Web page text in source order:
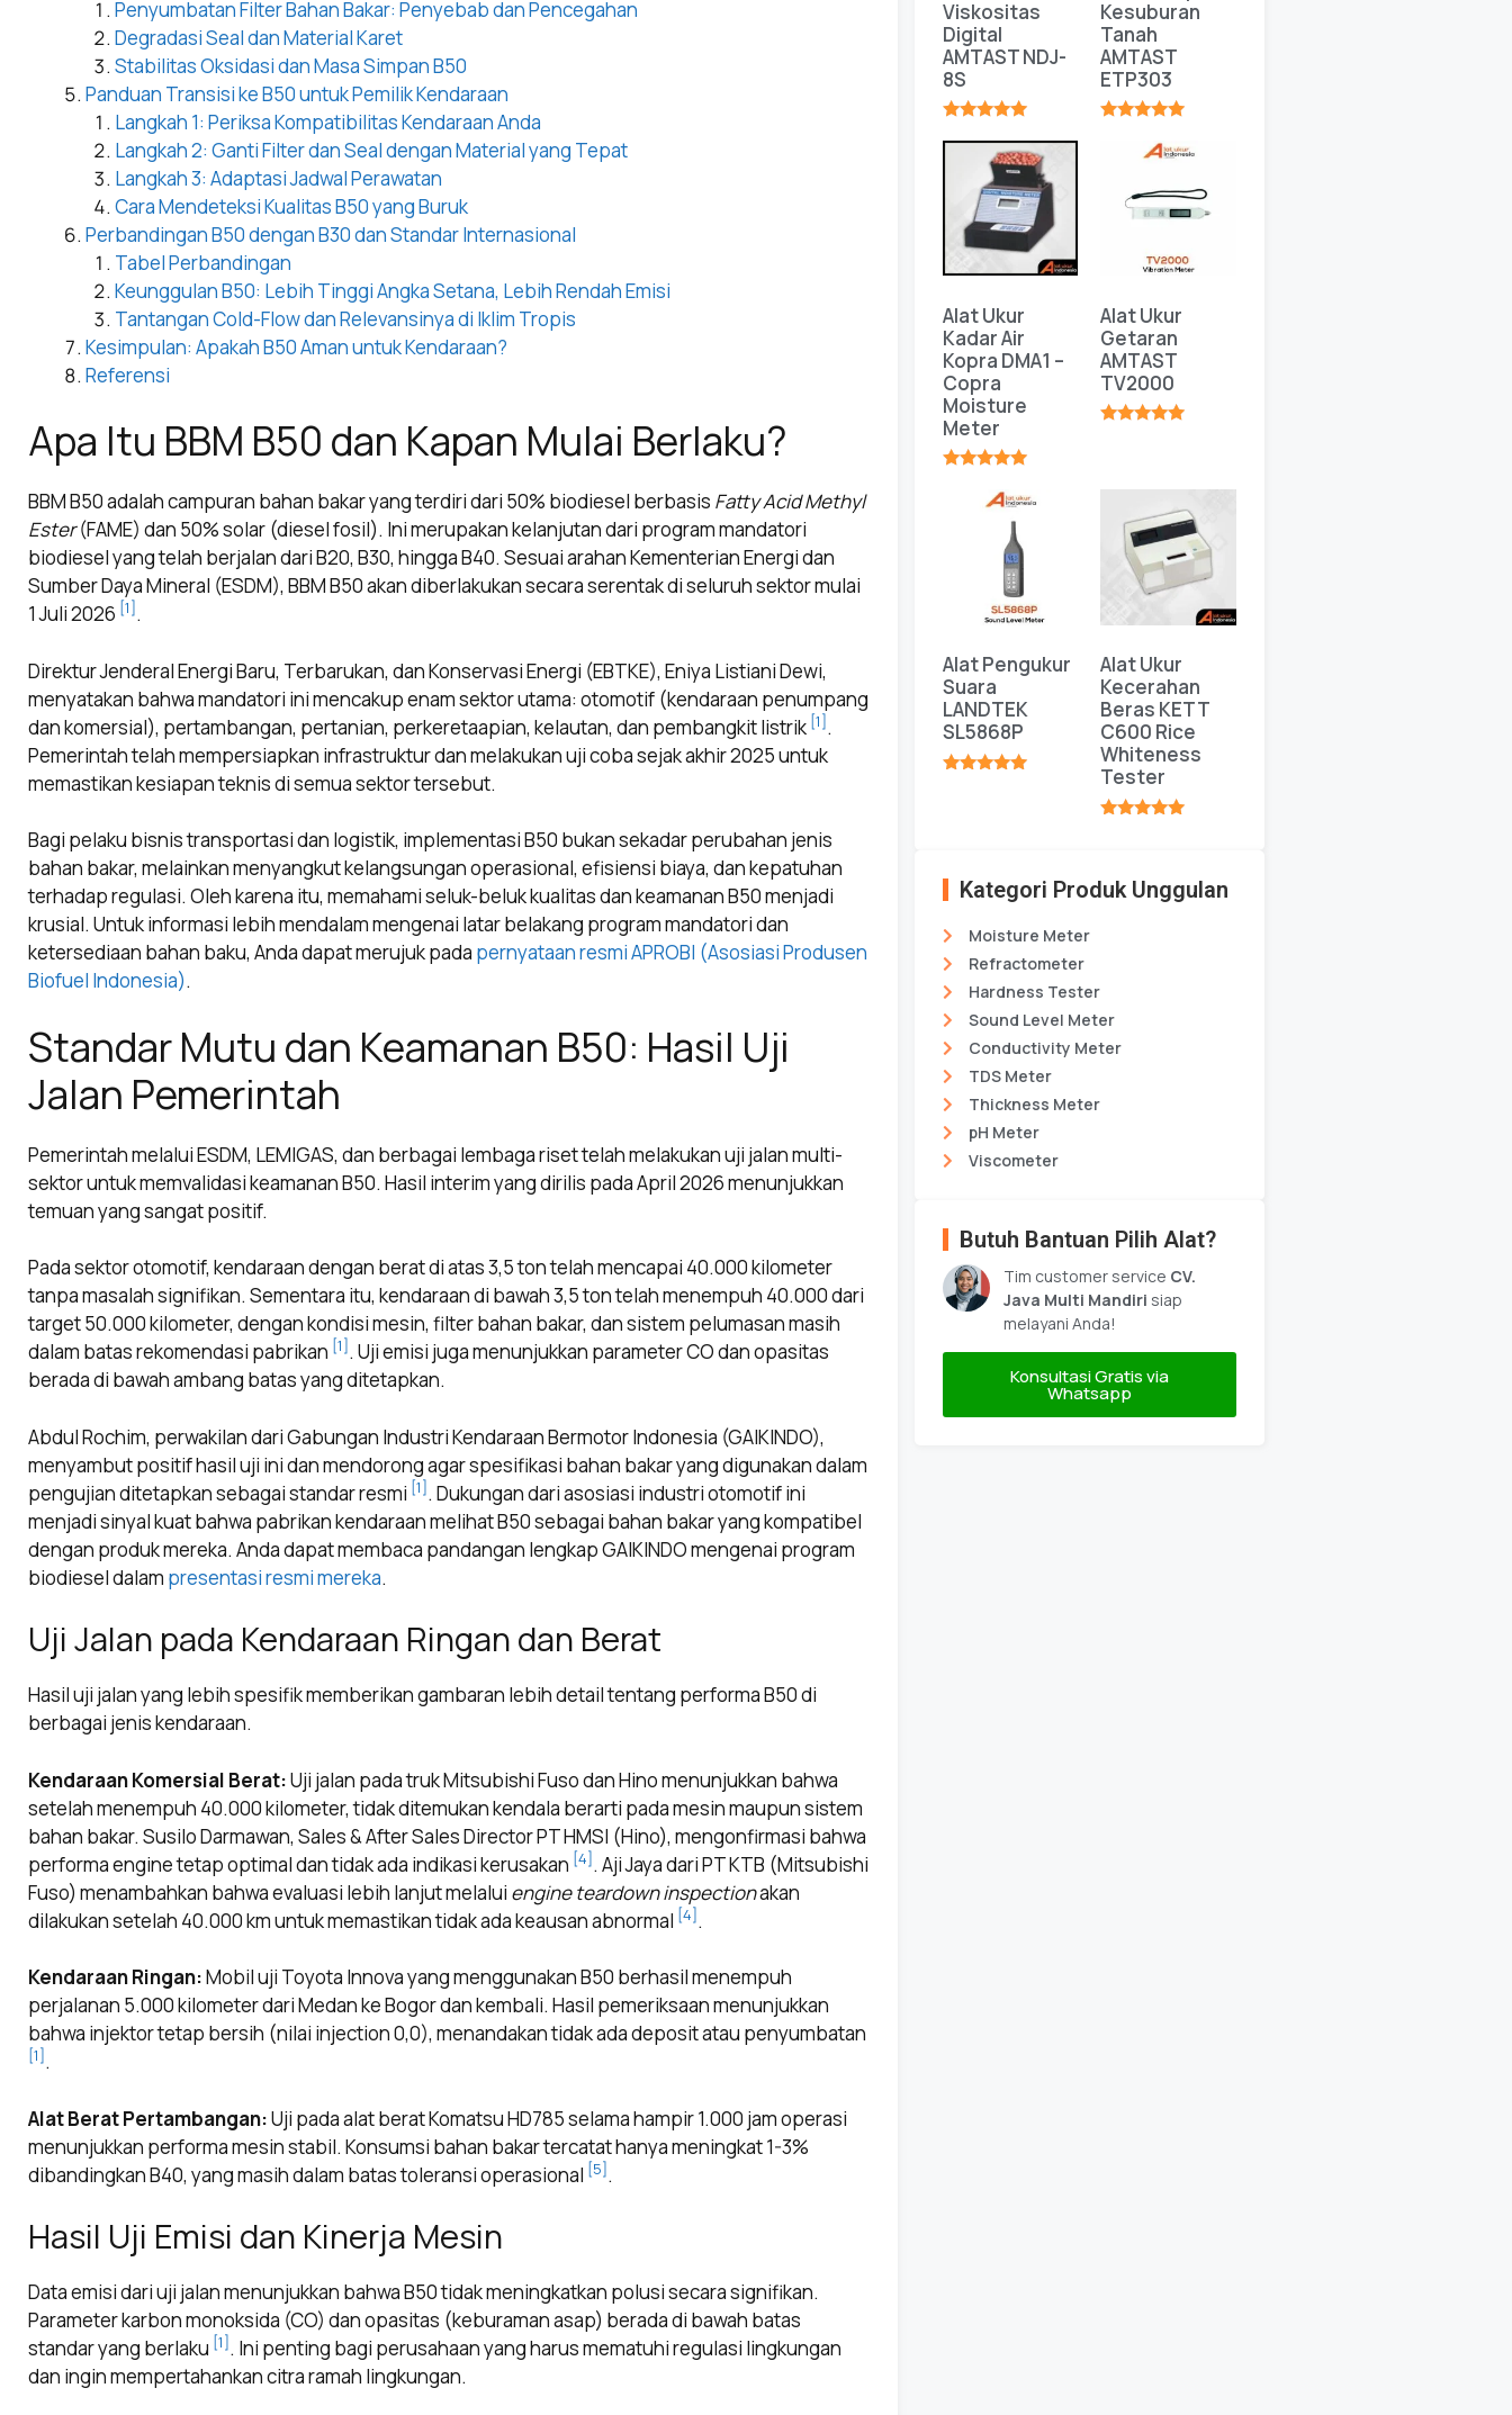
Penyumbatan Filter Bahan Bakar: Penyebab dan Pencegahan
Degradasi Seal dan Material Karet
Stabilitas Oksidasi dan Masa Simpan B50
Panduan Transisi ke B50 untuk Pemilik Kendaraan
Langkah 1: Periksa Kompatibilitas Kendaraan Anda
Langkah 2: Ganti Filter dan Seal dengan Material yang Tepat
Langkah 3: Adaptasi Jadwal Perawatan
Cara Mendeteksi Kualitas B50 yang Buruk
Perbandingan B50 dengan B30 dan Standar Internasional
Tabel Perbandingan
Keunggulan B50: Lebih Tinggi Angka Setana, Lebih Rendah Emisi
Tantangan Cold-Flow dan Relevansinya di Iklim Tropis
Kesimpulan: Apakah B50 Aman untuk Kendaraan?
Referensi
Apa Itu BBM B50 dan Kapan Mulai Berlaku?
BBM B50 adalah campuran bahan bakar yang terdiri dari 50% biodiesel berbasis Fatty Acid Methyl
Ester(FAME) dan 50% solar (diesel fosil). Ini merupakan kelanjutan dari program mandatori
biodiesel yang telah berjalan dari B20, B30, hingga B40. Sesuai arahan Kementerian Energi dan
Sumber Daya Mineral (ESDM), BBM B50 akan diberlakukan secara serentak di seluruh sektor mulai
1 Juli 2026 [1].
Direktur Jenderal Energi Baru, Terbarukan, dan Konservasi Energi (EBTKE), Eniya Listiani Dewi,
menyatakan bahwa mandatori ini mencakup enam sektor utama: otomotif (kendaraan penumpang
dan komersial), pertambangan, pertanian, perkeretaapian, kelautan, dan pembangkit listrik [1].
Pemerintah telah mempersiapkan infrastruktur dan melakukan uji coba sejak akhir 2025 untuk
memastikan kesiapan teknis di semua sektor tersebut.
Bagi pelaku bisnis transportasi dan logistik, implementasi B50 bukan sekadar perubahan jenis
bahan bakar, melainkan menyangkut kelangsungan operasional, efisiensi biaya, dan kepatuhan
terhadap regulasi. Oleh karena itu, memahami seluk-beluk kualitas dan keamanan B50 menjadi
krusial. Untuk informasi lebih mendalam mengenai latar belakang program mandatori dan
ketersediaan bahan baku, Anda dapat merujuk pada pernyataan resmi APROBI (Asosiasi Produsen
Biofuel Indonesia).
Standar Mutu dan Keamanan B50: Hasil Uji
Jalan Pemerintah
Pemerintah melalui ESDM, LEMIGAS, dan berbagai lembaga riset telah melakukan uji jalan multi-
sektor untuk memvalidasi keamanan B50. Hasil interim yang dirilis pada April 2026 menunjukkan
temuan yang sangat positif.
Pada sektor otomotif, kendaraan dengan berat di atas 3,5 ton telah mencapai 40.000 kilometer
tanpa masalah signifikan. Sementara itu, kendaraan di bawah 3,5 ton telah menempuh 40.000 dari
target 50.000 kilometer, dengan kondisi mesin, filter bahan bakar, dan sistem pelumasan masih
dalam batas rekomendasi pabrikan [1]. Uji emisi juga menunjukkan parameter CO dan opasitas
berada di bawah ambang batas yang ditetapkan.
Abdul Rochim, perwakilan dari Gabungan Industri Kendaraan Bermotor Indonesia (GAIKINDO),
menyambut positif hasil uji ini dan mendorong agar spesifikasi bahan bakar yang digunakan dalam
pengujian ditetapkan sebagai standar resmi [1]. Dukungan dari asosiasi industri otomotif ini
menjadi sinyal kuat bahwa pabrikan kendaraan melihat B50 sebagai bahan bakar yang kompatibel
dengan produk mereka. Anda dapat membaca pandangan lengkap GAIKINDO mengenai program
biodiesel dalam presentasi resmi mereka.
Uji Jalan pada Kendaraan Ringan dan Berat
Hasil uji jalan yang lebih spesifik memberikan gambaran lebih detail tentang performa B50 di
berbagai jenis kendaraan.
Kendaraan Komersial Berat:Uji jalan pada truk Mitsubishi Fuso dan Hino menunjukkan bahwa
setelah menempuh 40.000 kilometer, tidak ditemukan kendala berarti pada mesin maupun sistem
bahan bakar. Susilo Darmawan, Sales & After Sales Director PT HMSI (Hino), mengonfirmasi bahwa
performa engine tetap optimal dan tidak ada indikasi kerusakan [4]. Aji Jaya dari PT KTB (Mitsubishi
Fuso) menambahkan bahwa evaluasi lebih lanjut melalui engine teardown inspectionakan
dilakukan setelah 40.000 km untuk memastikan tidak ada keausan abnormal [4].
Kendaraan Ringan:Mobil uji Toyota Innova yang menggunakan B50 berhasil menempuh
perjalanan 5.000 kilometer dari Medan ke Bogor dan kembali. Hasil pemeriksaan menunjukkan
bahwa injektor tetap bersih (nilai injection 0,0), menandakan tidak ada deposit atau penyumbatan
[1].
Alat Berat Pertambangan:Uji pada alat berat Komatsu HD785 selama hampir 1.000 jam operasi
menunjukkan performa mesin stabil. Konsumsi bahan bakar tercatat hanya meningkat 1-3%
dibandingkan B40, yang masih dalam batas toleransi operasional [5].
Hasil Uji Emisi dan Kinerja Mesin
Data emisi dari uji jalan menunjukkan bahwa B50 tidak meningkatkan polusi secara signifikan.
Parameter karbon monoksida (CO) dan opasitas (keburaman asap) berada di bawah batas
standar yang berlaku [1]. Ini penting bagi perusahaan yang harus mematuhi regulasi lingkungan
dan ingin mempertahankan citra ramah lingkungan.
Viskositas
Digital
AMTAST NDJ-
8S
Kesuburan
Tanah
AMTAST
ETP303
Alat Ukur
Kadar Air
Kopra DMA1 –
Copra
Moisture
Meter
Alat Ukur
Getaran
AMTAST
TV2000
Alat Pengukur
Suara
LANDTEK
SL5868P
Alat Ukur
Kecerahan
Beras KETT
C600 Rice
Whiteness
Tester
Kategori Produk Unggulan
Moisture Meter
Refractometer
Hardness Tester
Sound Level Meter
Conductivity Meter
TDS Meter
Thickness Meter
pH Meter
Viscometer
Butuh Bantuan Pilih Alat?
Tim customer service CV.
Java Multi Mandiri siap
melayani Anda!
Konsultasi Gratis via
Whatsapp